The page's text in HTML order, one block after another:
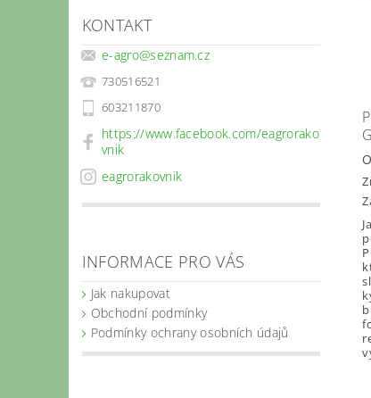
KONTAKT
e-agro@seznam.cz
730516521
603211870
https://www.facebook.com/eagrorako
vnik
eagrorakovnik
INFORMACE PRO VÁS
Jak nakupovat
Obchodní podmínky
Podmínky ochrany osobních údajů
G